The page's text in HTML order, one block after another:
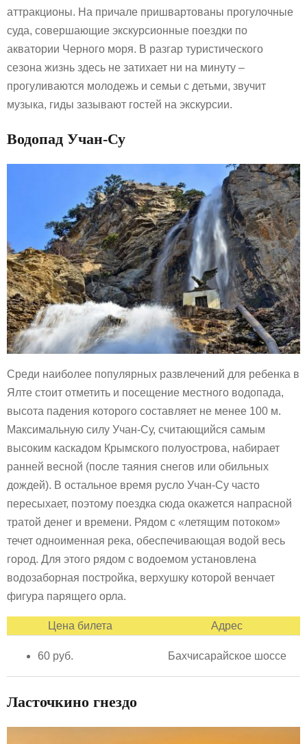
аттракционы. На причале пришвартованы прогулочные
суда, совершающие экскурсионные поездки по
акватории Черного моря. В разгар туристического
сезона жизнь здесь не затихает ни на минуту –
прогуливаются молодежь и семьи с детьми, звучит
музыка, гиды зазывают гостей на экскурсии.
Водопад Учан-Су
Среди наиболее популярных развлечений для ребенка в
Ялте стоит отметить и посещение местного водопада,
высота падения которого составляет не менее 100 м.
Максимальную силу Учан-Су, считающийся самым
высоким каскадом Крымского полуострова, набирает
ранней весной (после таяния снегов или обильных
дождей). В остальное время русло Учан-Су часто
пересыхает, поэтому поездка сюда окажется напрасной
тратой денег и времени. Рядом с «летящим потоком»
течет одноименная река, обеспечивающая водой весь
город. Для этого рядом с водоемом установлена
водозаборная постройка, верхушку которой венчает
фигура парящего орла.
Цена билета Адрес
60 руб. Бахчисарайское шоссе
Ласточкино гнездо